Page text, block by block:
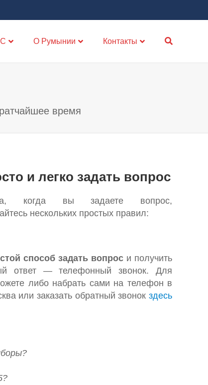
О Румынии Контакты
время
и легко задать вопрос
когда вы задаете вопрос,
нескольких простых правил:
способ задать вопрос и получить
ответ — телефонный звонок. Для
либо набрать сами на телефон в
или заказать обратный звонок здесь